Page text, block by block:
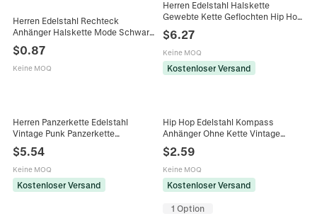
Herren Edelstahl Rechteck
Anhänger Halskette Mode Schwarz
Schmuck Einfache Industrielle
Boxkette
$0.87
Keine MOQ
Herren Edelstahl Halskette
Gewebte Kette Geflochten Hip Hop
Punk Industriestil
Zylinderverschluss Robuster
Schmuck
$6.27
Keine MOQ
Kostenloser Versand
Herren Panzerkette Edelstahl
Vintage Punk Panzerkette
Schmuck Retro Hip Hop Stil
Accessoire
$5.54
Keine MOQ
Kostenloser Versand
Hip Hop Edelstahl Kompass
Anhänger Ohne Kette Vintage
Zwölf Sternzeichen Herren
Halskette Anhänger Schmuck
$2.59
Keine MOQ
Kostenloser Versand
1 Option